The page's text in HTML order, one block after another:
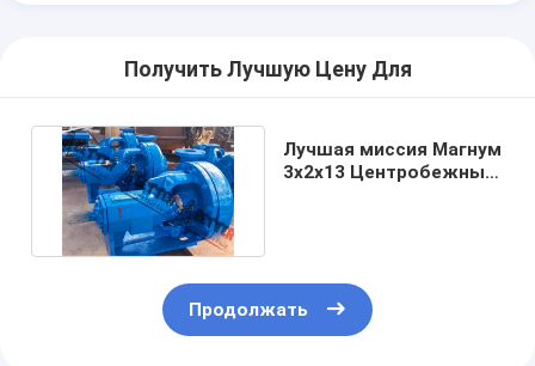
Получить Лучшую Цену Для
Лучшая миссия Магнум
3х2х13 Центробежные
Продолжать